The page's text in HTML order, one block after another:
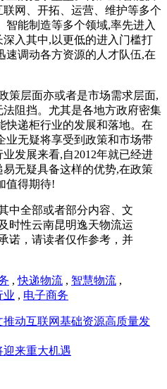
网、开拓、运营、维护等多个
智能制造等多个领域,率先进入
入其中,以更低的进入门槛打
速调动各方资源的人才队伍,在
策层面亦或者是市场需求层面,
阻挡。尤其是各地方政府密集
快递柜行业的发展和落地。在
业无疑将享受到政策和市场带
发展来看,自2012年就已经进
无疑具备这样的优势,在政策
值得期待!
中全部或者部分内容、文
时性云南昆明逸天物流运
诺，请读者仅作参考，并
,快递物流 , 智慧物流 ,
业 , 电子商务
动互联网基础资源高质量发
来重大机遇